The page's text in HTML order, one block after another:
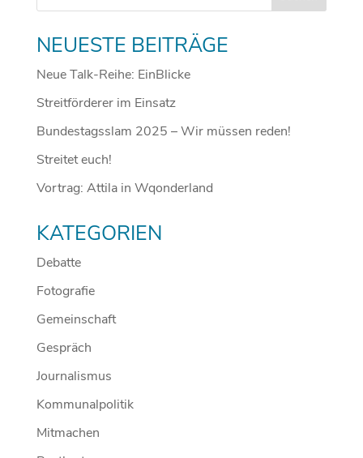
NEUESTE BEITRÄGE
Neue Talk-Reihe: EinBlicke
Streitförderer im Einsatz
Bundestagsslam 2025 – Wir müssen reden!
Streitet euch!
Vortrag: Attila in Wqonderland
KATEGORIEN
Debatte
Fotografie
Gemeinschaft
Gespräch
Journalismus
Kommunalpolitik
Mitmachen